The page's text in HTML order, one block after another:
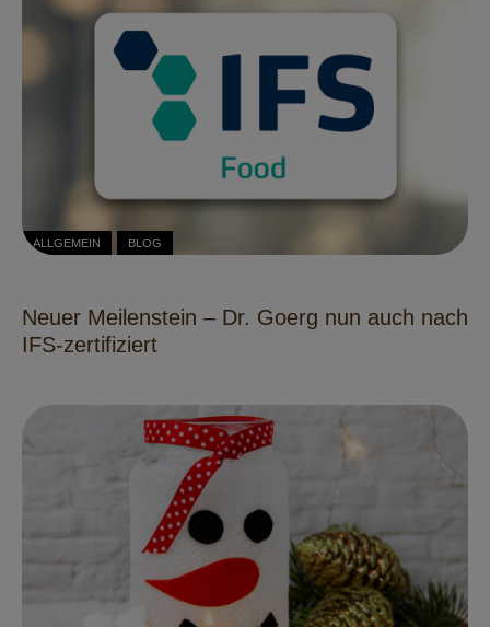
ALLGEMEIN BLOG
Neuer Meilenstein – Dr. Goerg nun auch nach
IFS-zertifiziert